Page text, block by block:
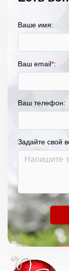
Ваше имя:
Ваш email*:
Ваш телефон:
Задайте свой